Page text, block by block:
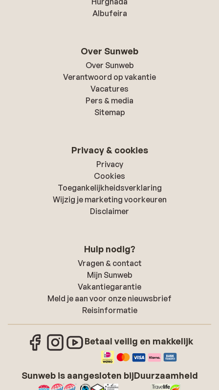
Albufeira
Over Sunweb
Over Sunweb
Verantwoord op vakantie
Vacatures
Pers & media
Sitemap
Privacy & cookies
Privacy
Cookies
Toegankelijkheidsverklaring
Wijzig je marketing voorkeuren
Disclaimer
Hulp nodig?
Vragen & contact
Mijn Sunweb
Vakantiegarantie
Meld je aan voor onze nieuwsbrief
Reisinformatie
Betaal veilig en makkelijk
Sunweb is aangesloten bijDuurzaamheid